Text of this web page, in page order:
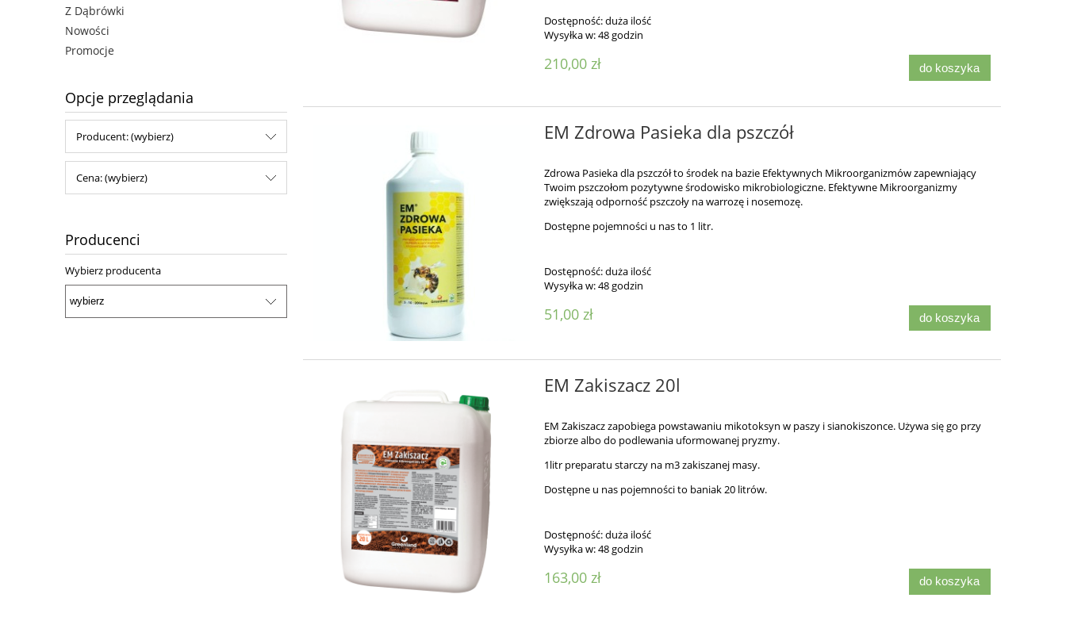
Z Dąbrówki
Nowości
Promocje
Opcje przeglądania
Producent: (wybierz)
Cena: (wybierz)
Producenci
Wybierz producenta
Dostępność:duża ilość
Wysyłka w:48 godzin
210,00 zł do koszyka
EM Zdrowa Pasieka dla pszczół
Zdrowa Pasieka dla pszczół to środek na bazie Efektywnych Mikroorganizmów zapewniający
Twoim pszczołom pozytywne środowisko mikrobiologiczne. Efektywne Mikroorganizmy
zwiększają odporność pszczoły na warrozę i nosemozę.
Dostępne pojemności u nas to 1 litr.
Dostępność:duża ilość
Wysyłka w:48 godzin
51,00 zł do koszyka
EM Zakiszacz 20l
EM Zakiszacz zapobiega powstawaniu mikotoksyn w paszy i sianokiszonce. Używa się go przy
zbiorze albo do podlewania uformowanej pryzmy.
1litr preparatu starczy na m3 zakiszanej masy.
Dostępne u nas pojemności to baniak 20 litrów.
Dostępność:duża ilość
Wysyłka w:48 godzin
163,00 zł do koszyka